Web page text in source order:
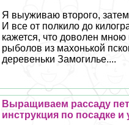
Я выуживаю второго, затем
И все от полкило до
кажется, что доволен мною
рыболов из махонькой
деревеньки Замогилье....
Выращиваем рассаду
инструкция по посадке и